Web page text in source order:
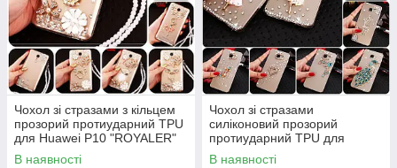
Чохол зі стразами з кільцем
прозорий протиударний TPU
для Huawei P10 "ROYALER"
В наявності
Чохол зі стразами
силіконовий прозорий
протиударний TPU для
Huawei P10 "DIAMOND"
В наявності